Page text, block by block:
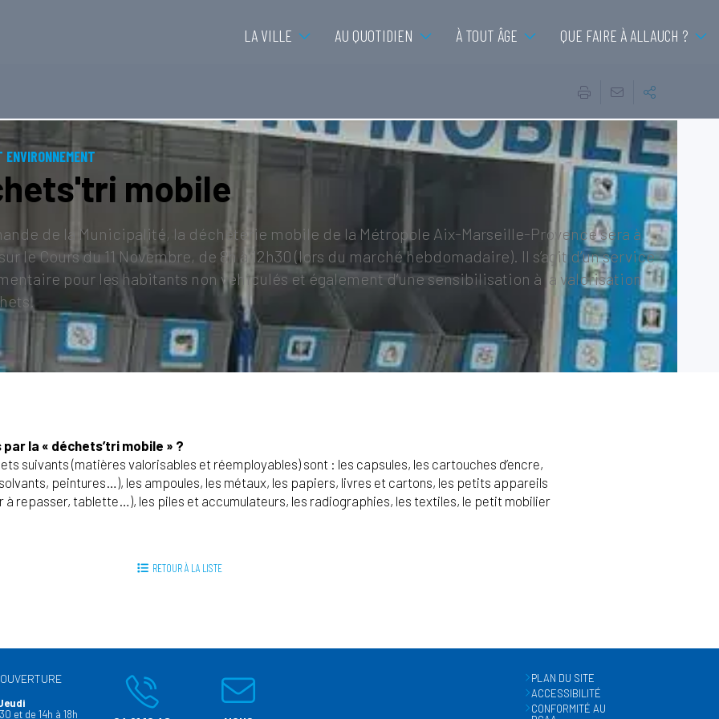
LA VILLE AU QUOTIDIEN À TOUT ÂGE QUE FAIRE À ALLAUCH ?
ENVIRONNEMENT
mobile
de la Municipalité, la déchèterie mobile de la Métropole Aix-Marseille-Provence sera à
le Cours du 11 Novembre, de 8h à 12h30 (lors du marché hebdomadaire). Il s’agit d’un service
pour les habitants non véhiculés et également d’une sensibilisation à la valorisation
la « déchets’tri mobile » ?
suivants (matières valorisables et réemployables) sont : les capsules, les cartouches d’encre,
peintures…), les ampoules, les métaux, les papiers, livres et cartons, les petits appareils
repasser, tablette…), les piles et accumulateurs, les radiographies, les textiles, le petit mobilier
RETOUR À LA LISTE
et de 14h à 18h
PLAN DU SITE
ACCESSIBILITÉ
CONFORMITÉ AU